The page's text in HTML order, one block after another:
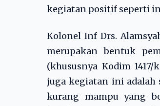
kegiatan positif seperti
Kolonel Inf Drs.
merupakan bentuk
(khususnya Kodim
juga kegiatan ini adalah
kurang mampu yang